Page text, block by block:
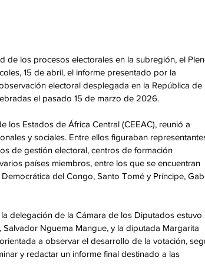
de los procesos electorales en la subregión, el
15 de abril, el informe presentado por la
electoral desplegada en la República de
el pasado 15 de marzo de 2026.
los Estados de África Central (CEEAC), reunió a
y sociales. Entre ellos figuraban
de gestión electoral, centros de formación
países miembros, entre los que se encuentran
del Congo, Santo Tomé y Príncipe,
delegación de la Cámara de los Diputados estuvo
Nguema Mangue, y la diputada Margarita
a observar el desarrollo de la votación,
y redactar un informe final destinado a las